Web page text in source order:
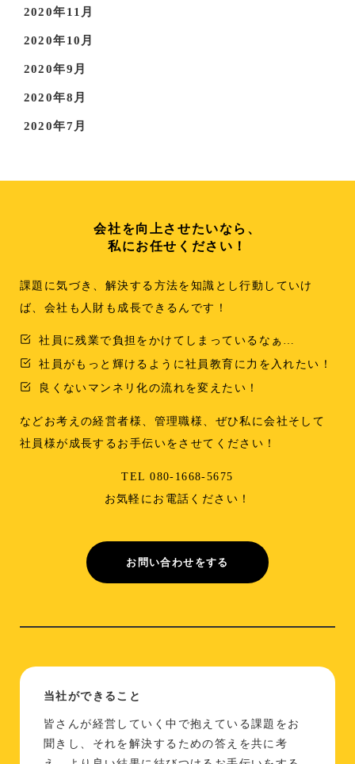
2020年11月
2020年10月
2020年9月
2020年8月
2020年7月
会社を向上させたいなら、
私にお任せください！
課題に気づき、解決する方法を知識とし行動していけ
ば、会社も人財も成長できるんです！
社員に残業で負担をかけてしまっているなぁ…
社員がもっと輝けるように社員教育に力を入れたい！
良くないマンネリ化の流れを変えたい！
などお考えの経営者様、管理職様、ぜひ私に会社そして
社員様が成長するお手伝いをさせてください！
TEL 080-1668-5675
お気軽にお電話ください！
お問い合わせをする
当社ができること
皆さんが経営していく中で抱えている課題をお
聞きし、それを解決するための答えを共に考